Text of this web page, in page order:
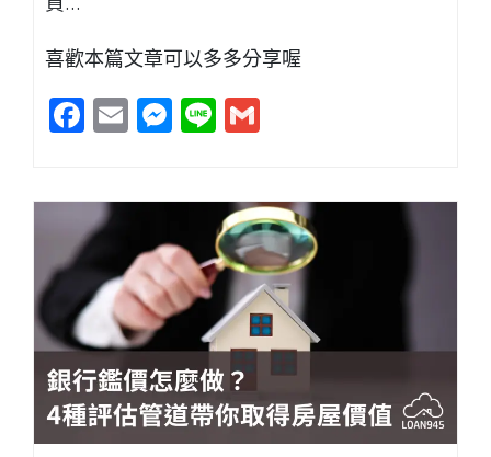
喜歡本篇文章可以多多分享喔
Facebook
EmailMessenger
Line